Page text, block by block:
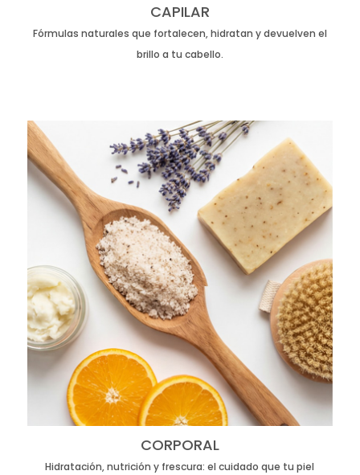
CAPILAR
Fórmulas naturales que fortalecen, hidratan y devuelven el
brillo a tu cabello.
CORPORAL
Hidratación, nutrición y frescura: el cuidado que tu piel